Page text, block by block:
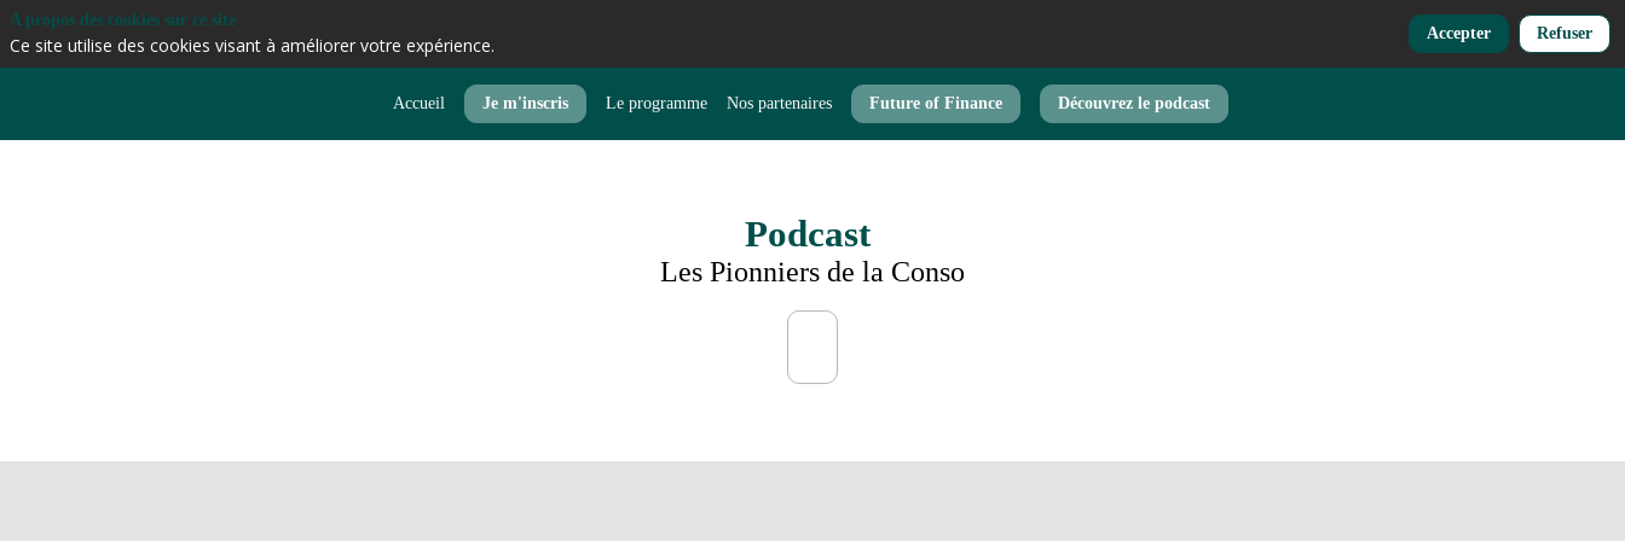
Accueil Je m'inscris Le programme Nos partenaires Future of Finance Découvrez le podcast
Podcast
Les Pionniers de la Conso
A propos des cookies sur ce site
Ce site utilise des cookies visant à améliorer votre expérience.
Accepter Refuser